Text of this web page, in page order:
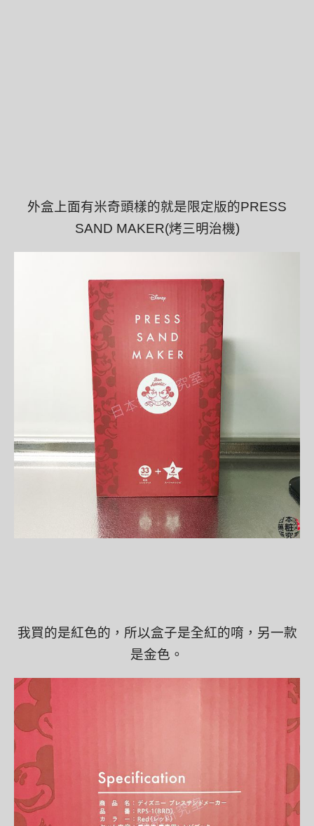
外盒上面有米奇頭樣的就是限定版的PRESS
SAND MAKER(烤三明治機)
我買的是紅色的，所以盒子是全紅的唷，另一款
是金色。